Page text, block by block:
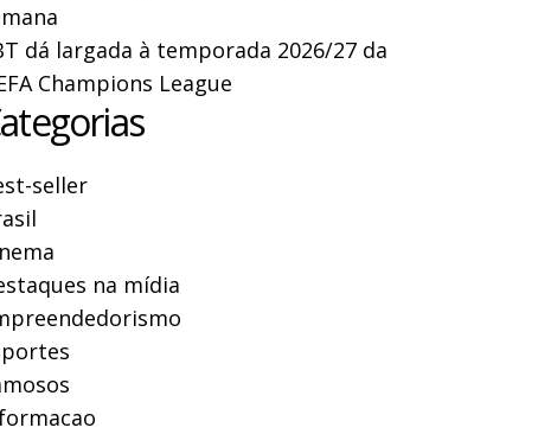
dá largada à temporada 2026/27 da
Champions League
seller
na mídia